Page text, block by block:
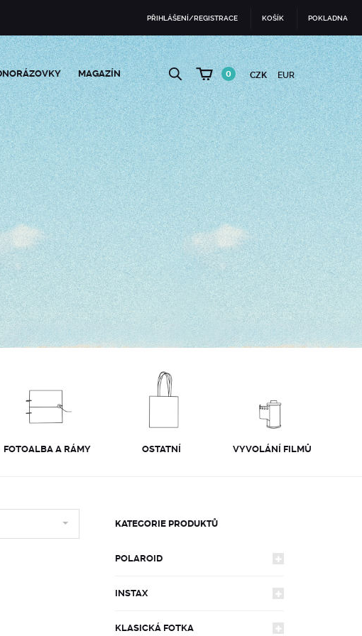
PŘIHLÁŠENÍ/REGISTRACE KOŠÍK POKLADNA
MAGAZÍN 0 CZK EUR
FOTOALBA A RÁMY OSTATNÍ VYVOLÁNÍ FILMŮ
KATEGORIE PRODUKTŮ
POLAROID
FOTOAPARÁTY
600
INSTAX
FOTOAPARÁTY
KLASICKÁ FOTKA